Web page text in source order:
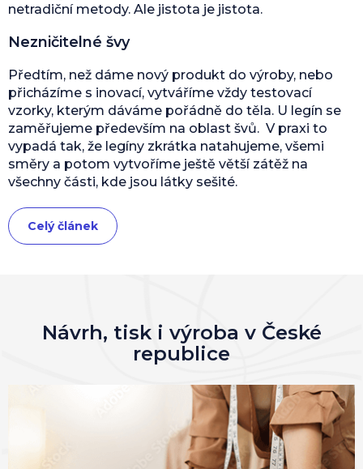
netradiční metody. Ale jistota je jistota.
Nezničitelné švy
Předtím, než dáme nový produkt do výroby, nebo
přicházíme s inovací, vytváříme vždy testovací
vzorky, kterým dáváme pořádně do těla. U legín se
zaměřujeme především na oblast švů. V praxi to
vypadá tak, že legíny zkrátka natahujeme, všemi
směry a potom vytvoříme ještě větší zátěž na
všechny části, kde jsou látky sešité.
Celý článek
Návrh, tisk i výroba v České
republice